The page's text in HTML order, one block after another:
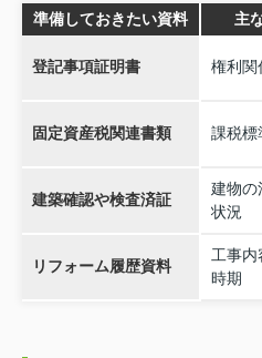
準備しておきたい資料 主
登記事項証明書 権利関
固定資産税関連書類 課税標
建築確認や検査済証
建物の
状況
リフォーム履歴資料
工事内
時期